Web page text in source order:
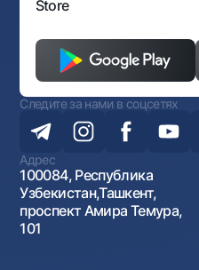
Store
Следите за нами в соцсетях
Адрес
100084, Республика
Узбекистан,Ташкент,
проспект Амира Темура,
101